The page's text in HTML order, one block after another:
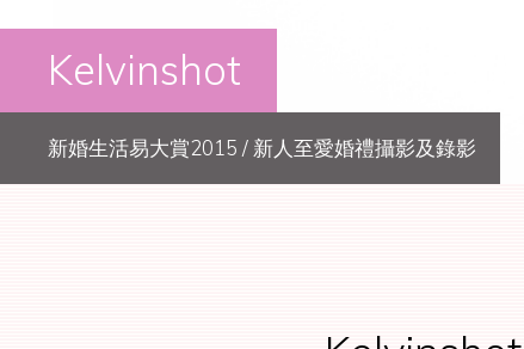
Kelvinshot
新婚生活易大賞2015 / 新人至愛婚禮攝影及錄影